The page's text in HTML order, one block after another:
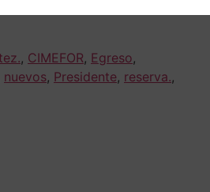
, CIMEFOR, Egreso,
nuevos, Presidente, reserva.,